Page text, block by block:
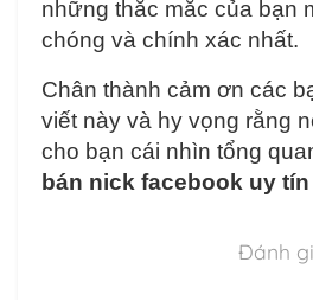
những thắc mắc của bạn
chóng và chính xác nhất.
Chân thành cảm ơn các
viết này và hy vọng rằng
cho bạn cái nhìn tổng
bán nick facebook uy tín
Đánh